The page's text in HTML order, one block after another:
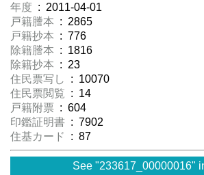
年度 : 2011-04-01
戸籍謄本 : 2865
戸籍抄本 : 776
除籍謄本 : 1816
除籍抄本 : 23
住民票写し
: 10070
住民票閲覧 : 14
戸籍附票 : 604
印鑑証明書 : 7902
住基カード
: 87
See "233617_00000016"